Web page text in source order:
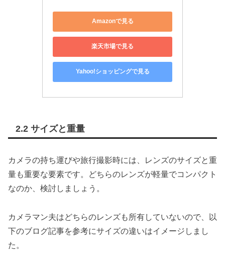
Amazonで見る
楽天市場で見る
Yahoo!ショッピングで見る
2.2 サイズと重量
カメラの持ち運びや旅行撮影時には、レンズのサイズと重
量も重要な要素です。どちらのレンズが軽量でコンパクト
なのか、検討しましょう。
カメラマン夫はどちらのレンズも所有していないので、以
下のブログ記事を参考にサイズの違いはイメージしまし
た。